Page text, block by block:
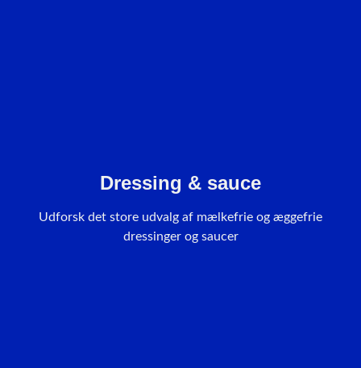
Dressing & sauce
Udforsk det store udvalg af mælkefrie og æggefrie
dressinger og saucer